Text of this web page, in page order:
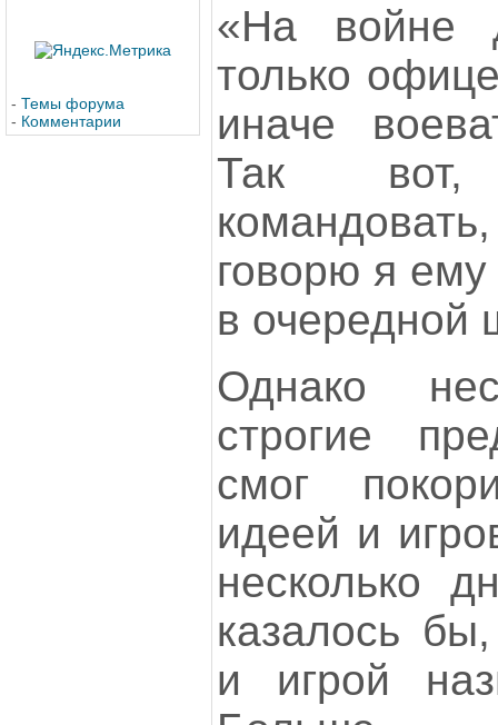
- Темы форума
- Комментарии
«На войне
только
иначе
Так
говорю я
в очередной
Однако
строгие
смог
идеей и
несколько
казалось
и игрой